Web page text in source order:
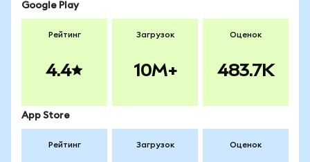
Google Play
Рейтинг
4.4
Загрузок
10M+
Оценок
483.7K
App Store
Рейтинг Загрузок Оценок